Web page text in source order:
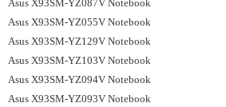
Asus X93SM-YZ087V Notebook
Asus X93SM-YZ055V Notebook
Asus X93SM-YZ129V Notebook
Asus X93SM-YZ103V Notebook
Asus X93SM-YZ094V Notebook
Asus X93SM-YZ093V Notebook